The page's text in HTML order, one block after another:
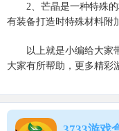
2、芒晶是一种特殊的
有装备打造时特殊材料附
以上就是小编给大家
大家有所帮助，更多精彩